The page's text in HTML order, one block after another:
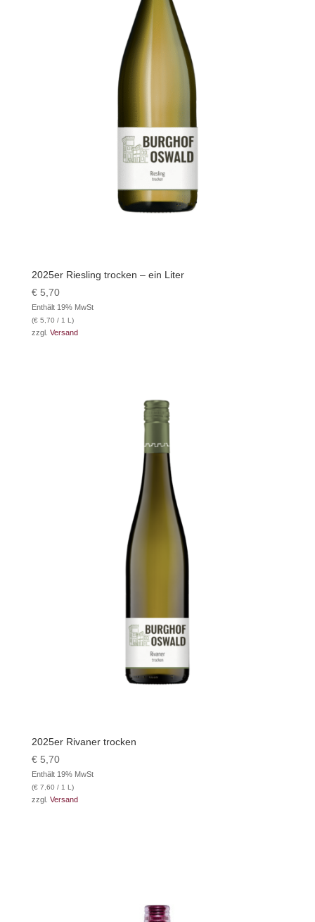
2025er Riesling trocken – ein Liter
€5,70
Enthält 19% MwSt
(€5,70 / 1 L)
zzgl. Versand
2025er Rivaner trocken
€5,70
Enthält 19% MwSt
(€7,60 / 1 L)
zzgl. Versand